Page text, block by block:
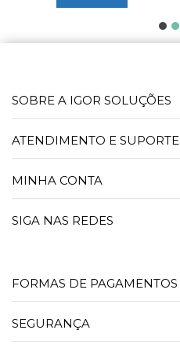
SOBRE A IGOR SOLUÇÕES
ATENDIMENTO E SUPORTE
MINHA CONTA
SIGA NAS REDES
FORMAS DE PAGAMENTOS
SEGURANÇA